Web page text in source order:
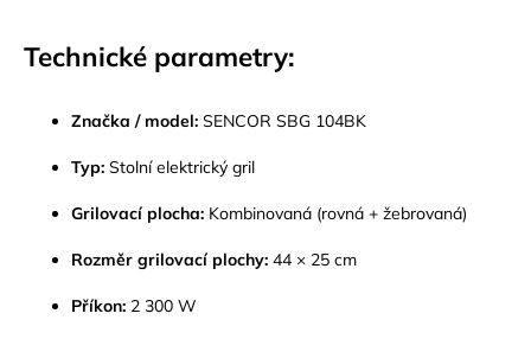
Technické parametry:
Značka / model: SENCOR SBG 104BK
Typ: Stolní elektrický gril
Grilovací plocha: Kombinovaná (rovná + žebrovaná)
Rozměr grilovací plochy: 44 × 25 cm
Příkon: 2 300 W